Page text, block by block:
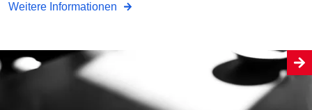
Weitere Informationen